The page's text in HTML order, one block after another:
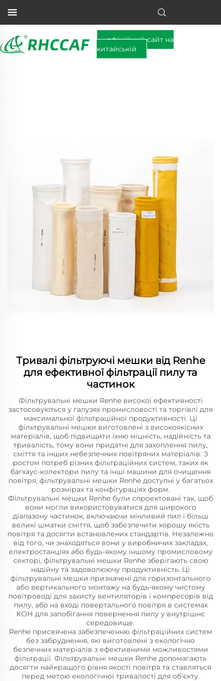
офіційний сайт на
китайській
Тривалі фільтруючі мешки від Renhe
для ефективної фільтрації пилу та
частинок
Фільтрувальні мешки Renhe високої ефективності
застосовуються у галузях промисловості та торгівлі для
максимальної фільтраційної продуктивності. Ці
фільтрувальні мешки виготовлені з високоякісних
матеріалів, щоб підвищити їхню міцність, надійність та
тривалість, тому вони придатні для захоплення пилу,
сміття та інших небезпечних повітряних матеріалів. З
ростом потреб різних фільтраційних систем, таких як
багхаус-колектори пилу та інші машини для очищення
повітря, фільтрувальні мешки Renhe доступні у багатьох
розмірах та конфігураціях форм.
Фільтрувальні мешки Renhe були спроектовані так, щоб
вони могли використовуватися для широкого
діапазону частинок, включаючи мінливий пил і більш
великі шматки сміття, щоб забезпечити хорошу якість
повітря та досягти встановлених стандартів. Незалежно
від того, чи знаходяться вони у виробничих закладах,
електростанціях або будь-якому іншому промисловому
секторі, фільтрувальні мешки Renhe зберігають свою
надійну та задоволюючу продуктивність. Ці
фільтрувальні мешки призначені для горизонтального
або вертикального монтажу на будь-якому чистому
повітроводі для захисту вентиляторів і компресорів від
пилу, або на вході повертального повітря в системах
КОН для запобігання повернення пилу у внутрішнє
середовище.
Renhe присвячена забезпеченню фільтраційних систем
без забруднення, які виготовлені з екологічно
безпечних матеріалів з ефективними можливостями
фільтрації. Фільтрувальні мешки Renhe допомагають
досягти найкращого рівня якості повітря та ставляться
перед метою екологічної тривалості для об'єкту.